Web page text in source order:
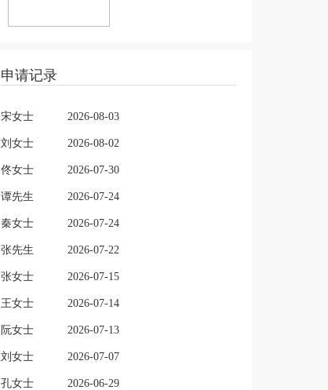
申请记录
宋女士 2026-08-03
刘女士 2026-08-02
佟女士 2026-07-30
谭先生 2026-07-24
秦女士 2026-07-24
张先生 2026-07-22
张女士 2026-07-15
王女士 2026-07-14
阮女士 2026-07-13
刘女士 2026-07-07
孔女士 2026-06-29